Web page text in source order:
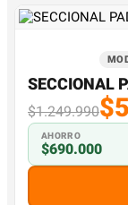
SECCIONAL
$1.249.990
AHORRO
$690.000